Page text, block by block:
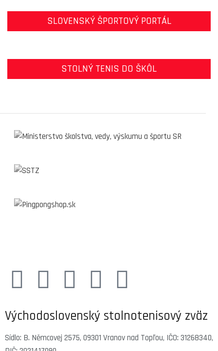
SLOVENSKÝ ŠPORTOVÝ PORTÁL
STOLNÝ TENIS DO ŠKÔL
Východoslovenský stolnotenisový zväz
Sídlo: B. Němcovej 2575, 09301 Vranov nad Topľou, IČO: 31268340,